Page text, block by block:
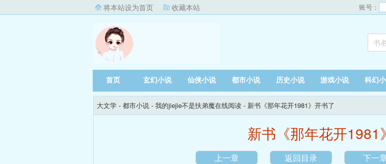
将本站设为首页 收藏本站 账号：
首页 玄幻小说 仙侠小说 都市小说 历史小说 游戏小说 科幻
大文学 - 都市小说 - 我的jiejie不是扶弟魔在线阅读 - 新书《那年花开1981》开书了
新书《那年花开1981
上一章 返回目录 下一